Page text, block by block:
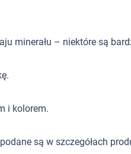
minerału – niektóre są
i kolorem.
są w szczegółach